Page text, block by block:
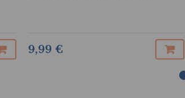
9,99 €